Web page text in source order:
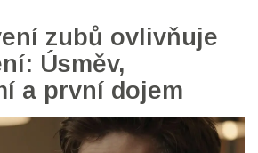
zubů ovlivňuje
Úsměv,
a první dojem